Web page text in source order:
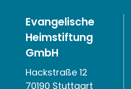
Evangelische
Heimstiftung
GmbH
Hackstraße 12
70190 Stuttgart